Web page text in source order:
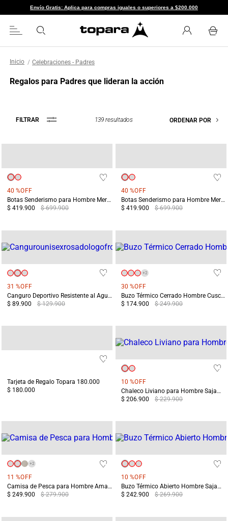
Envío Gratis: Aplica para compras iguales o superiores a $200.000
Celebraciones - Padres
Regalos para Padres que lideran la acción
FILTRAR 139resultados ORDENAR POR
40 %OFF
Botas Senderismo para Hombre Merrell Yokota 3 MID GTX Negras
$ 419.900
$ 699.900
40 %OFF
Botas Senderismo para Hombre Merrell Yokota 3 MID GTX Verdes
$ 419.900
$ 699.900
31 %OFF
Canguro Deportivo Resistente al Agua Tikal Verde
$ 89.900
$ 129.900
+2
30 %OFF
Buzo Térmico Cerrado Hombre Cusco Blanco
$ 174.900
$ 249.900
Tarjeta de Regalo Topara 180.000
$ 180.000
10 %OFF
Chaleco Liviano para Hombre Sajama Blanco
$ 206.900
$ 229.900
+2
11 %OFF
Camisa de Pesca para Hombre Amazonas Blanca Protección UV
$ 249.900
$ 279.900
10 %OFF
Buzo Térmico Abierto Hombre Sajama Blanco
$ 242.900
$ 269.900